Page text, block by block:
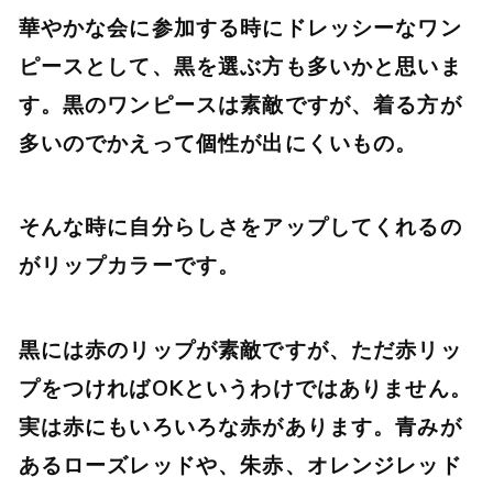
華やかな会に参加する時にドレッシーなワン
ピースとして、黒を選ぶ方も多いかと思いま
す。黒のワンピースは素敵ですが、着る方が
多いのでかえって個性が出にくいもの。
そんな時に自分らしさをアップしてくれるの
がリップカラーです。
黒には赤のリップが素敵ですが、ただ赤リッ
プをつければOKというわけではありません。
実は赤にもいろいろな赤があります。青みが
あるローズレッドや、朱赤、オレンジレッド